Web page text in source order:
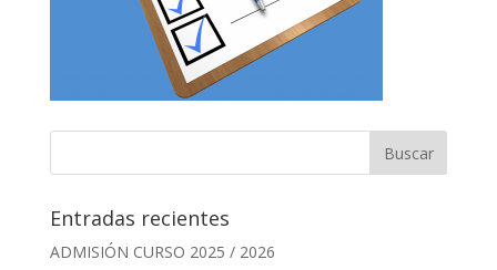
Entradas recientes
ADMISIÓN CURSO 2025 / 2026